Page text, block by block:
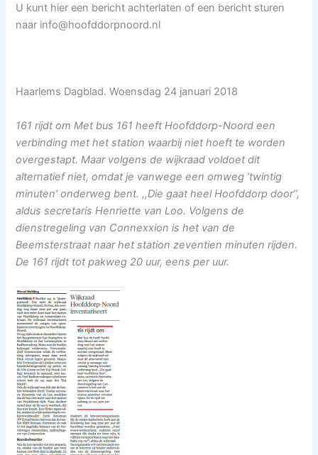
U kunt hier een bericht achterlaten of een bericht sturen
naar info@hoofddorpnoord.nl
Haarlems Dagblad. Woensdag 24 januari 2018
161 rijdt om Met bus 161 heeft Hoofddorp-Noord een
verbinding met het station waarbij niet hoeft te worden
overgestapt. Maar volgens de wijkraad voldoet dit
alternatief niet, omdat je vanwege een omweg ’twintig
minuten’ onderweg bent. ,,Die gaat heel Hoofddorp door’’,
aldus secretaris Henriette van Loo. Volgens de
dienstregeling van Connexxion is het van de
Beemsterstraat naar het station zeventien minuten rijden.
De 161 rijdt tot pakweg 20 uur, eens per uur.